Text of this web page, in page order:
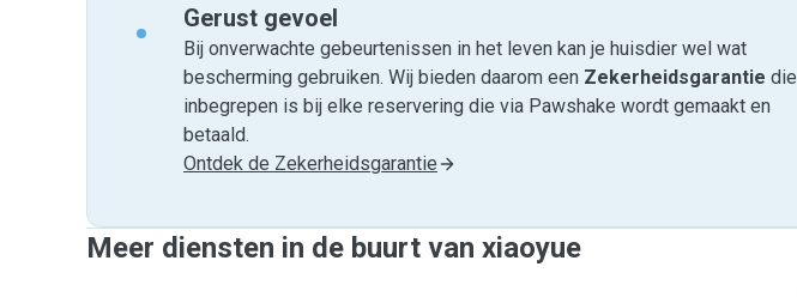
Gerust gevoel
Bij onverwachte gebeurtenissen in het leven kan je huisdier wel wat
bescherming gebruiken. Wij bieden daarom een Zekerheidsgarantie die
inbegrepen is bij elke reservering die via Pawshake wordt gemaakt en
betaald.
Ontdek de Zekerheidsgarantie
Meer diensten in de buurt van xiaoyue